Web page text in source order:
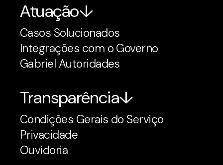
Atuação
Casos Solucionados
Integrações com o Governo
Gabriel Autoridades
Transparência
Condições Gerais do Serviço
Privacidade
Ouvidoria